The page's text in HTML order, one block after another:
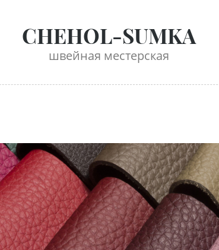
CHEHOL-SUMKA
швейная местерская